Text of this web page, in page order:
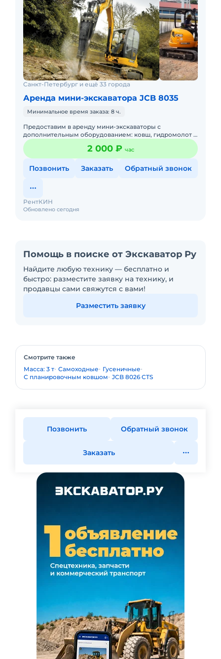
Санкт-Петербург и ещё 33 города
Аренда мини-экскаватора JCB 8035
Минимальное время заказа: 8 ч.
Предоставим в аренду мини-экскаваторы с
дополнительным оборудованием: ковш, гидромолот и
бур. Минимальный заказ спецтехники - одна смена, 7
часов работы + 1 час
2 000 ₽ час
Позвонить Заказать Обратный звонок
Обновлено сегодня
РентКИН
Помощь в поиске от Экскаватор Ру
Найдите любую технику — бесплатно и
быстро: разместите заявку на технику, и
продавцы сами свяжутся с вами!
Разместить заявку
Смотрите также
Масса: 3 т Самоходные
Гусеничные
С планировочным ковшом JCB 8026 CTS
Позвонить Обратный звонок
Заказать